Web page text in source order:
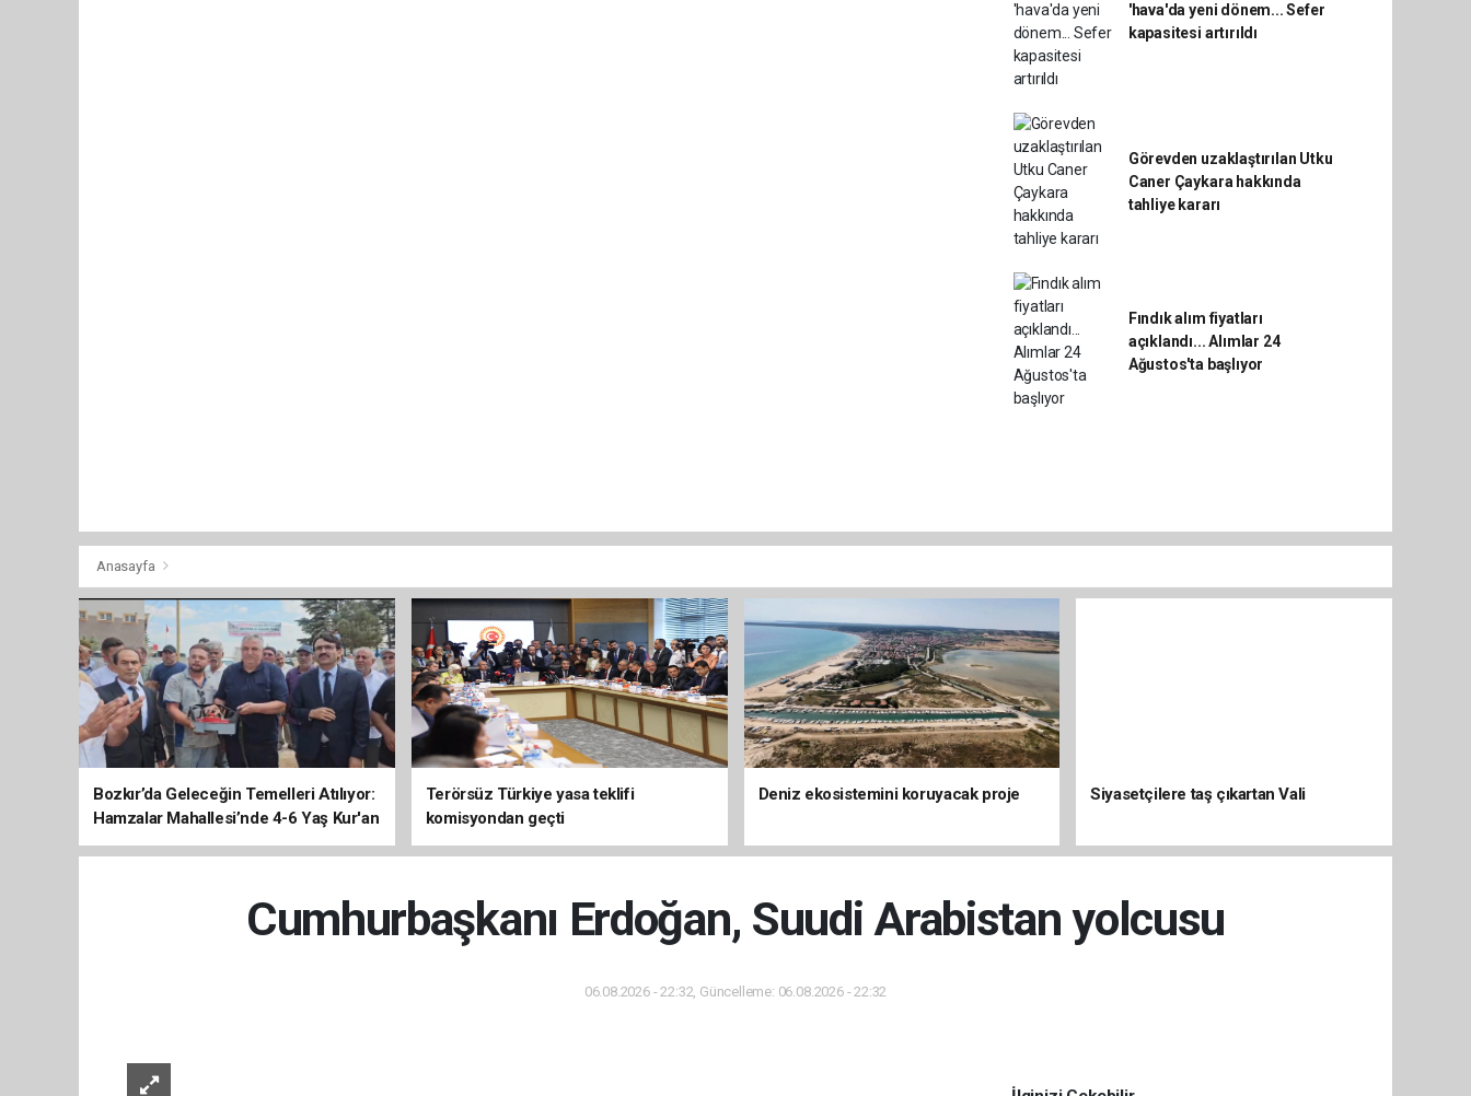
'hava'da yeni dönem... Sefer
kapasitesi artırıldı
Görevden uzaklaştırılan Utku
Caner Çaykara hakkında
tahliye kararı
Fındık alım fiyatları
açıklandı... Alımlar 24
Ağustos'ta başlıyor
Anasayfa
Bozkır’da Geleceğin Temelleri Atılıyor:
Hamzalar Mahallesi’nde 4-6 Yaş Kur'an
Kursu İnşaatı Başladı
Terörsüz Türkiye yasa teklifi
komisyondan geçti
Deniz ekosistemini koruyacak proje Siyasetçilere taş çıkartan Vali
Cumhurbaşkanı Erdoğan, Suudi Arabistan yolcusu
06.08.2026 - 22:32, Güncelleme: 06.08.2026 - 22:32